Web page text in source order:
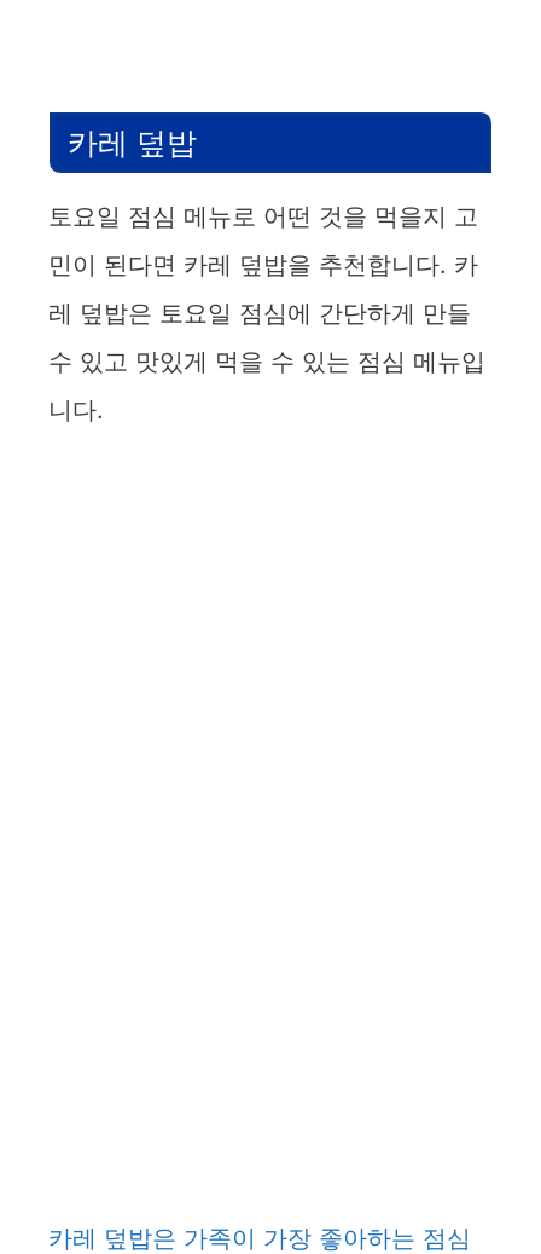
카레 덮밥
토요일 점심 메뉴로 어떤 것을 먹을지 고
민이 된다면 카레 덮밥을 추천합니다. 카
레 덮밥은 토요일 점심에 간단하게 만들
수 있고 맛있게 먹을 수 있는 점심 메뉴입
니다.
카레 덮밥은 가족이 가장 좋아하는 점심